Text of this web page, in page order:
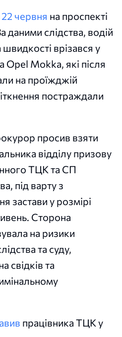
червня на проспекті
даними слідства, водій
врізався у
Opel Mokka, які після
на проїжджій
постраждали
просив взяти
відділу призову
ТЦК та СП
під варту з
застави у розмірі
Сторона
на ризики
та суду,
свідків та
працівника ТЦК у